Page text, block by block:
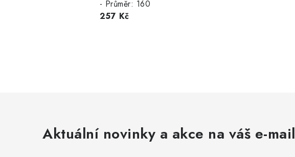
- Průměr: 160
257 Kč
Aktuální novinky a akce na váš e-mail